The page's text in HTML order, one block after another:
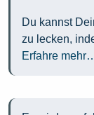
Du kannst
zu lecken,
Erfahre